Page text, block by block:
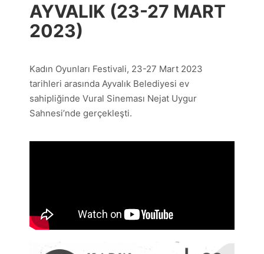
AYVALIK (23-27 MART
2023)
Kadın Oyunları Festivali, 23-27 Mart 2023
tarihleri arasında Ayvalık Belediyesi ev
sahipliğinde Vural Sineması Nejat Uygur
Sahnesi’nde gerçekleşti.